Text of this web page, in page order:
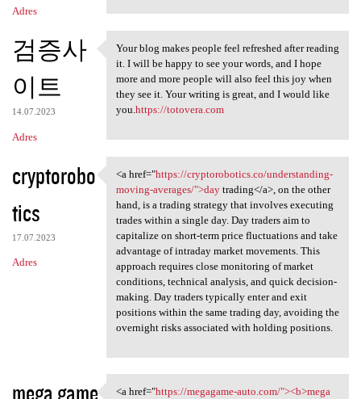
Adres
검증사
이트
14.07.2023
Adres
Your blog makes people feel
Your blog makes people feel refreshed after reading
it. I will be happy to see your words, and I hope
more and more people will also feel this joy when
they see it. Your writing is great, and I would like
you.https://totovera.com
cryptorobo
tics
17.07.2023
Adres
<a href="https:/
<a href="https://cryptorobotics.co/understanding-
moving-averages/">daytrading</a>, on the other
hand, is a trading strategy that involves executing
trades within a single day. Day traders aim to
capitalize on short-term price fluctuations and take
advantage of intraday market movements. This
approach requires close monitoring of market
conditions, technical analysis, and quick decision-
making. Day traders typically enter and exit
positions within the same trading day, avoiding the
overnight risks associated with holding positions.
mega game
<a href="https://megagame-auto.com/"><b>mega